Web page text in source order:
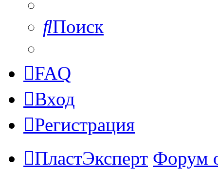
Поиск
FAQ
Вход
Регистрация
ПластЭксперт Форум